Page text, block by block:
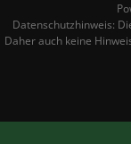
Datenschutzhinweis:
Daher auch keine